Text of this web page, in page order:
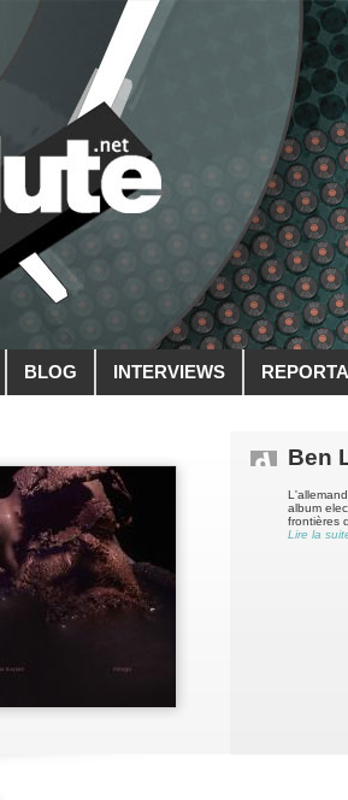
BLOG INTERVIEWS
Ben
album
frontières
Lire la